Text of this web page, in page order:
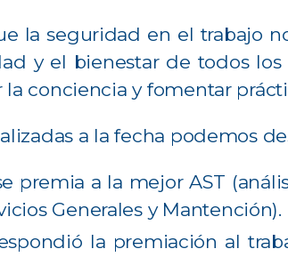
la seguridad en el trabajo
y el bienestar de todos
conciencia y fomentar
a la fecha podemos
premia a la mejor AST
Generales y Mantención).
la premiación al